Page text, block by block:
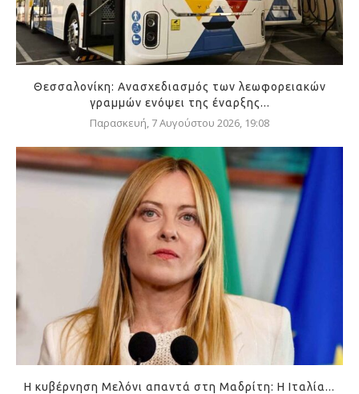
Θεσσαλονίκη: Ανασχεδιασμός των λεωφορειακών
γραμμών ενόψει της έναρξης...
Παρασκευή, 7 Αυγούστου 2026, 19:08
Η κυβέρνηση Μελόνι απαντά στη Μαδρίτη: Η Ιταλία...